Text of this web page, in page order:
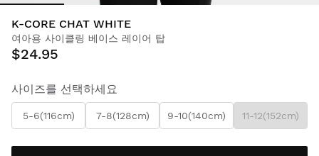
K-CORE CHAT WHITE
여아용 사이클링 베이스 레이어 탑
$24.95
사이즈를 선택하세요
5-6(116cm) 7-8(128cm) 9-10(140cm) 11-12(152cm)